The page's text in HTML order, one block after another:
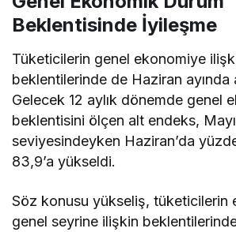
Beklentisinde İyileşme
Tüketicilerin genel ekonomiye
beklentilerinde de Haziran ayında
Gelecek 12 aylık dönemde genel
beklentisini ölçen alt endeks,
seviyesindeyken Haziran’da
83,9’a yükseldi.
Söz konusu yükseliş, tüketicilerin
genel seyrine ilişkin